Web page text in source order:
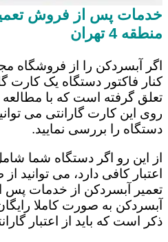
خدمات پس از فروش
منطقه 4 تهران
اگر آبسردکن را از فروشگاه
کنار فاکتور دستگاه یک کارت
تعلق گرفته است که با
روی این کارت گارانتی می
دستگاه را بررسی نمایید.
از این رو اگر دستگاه شما
اعتبار کافی دارد، می توانید
تعمیر آبسردکن از خدمات پس
آبسردکن به صورت کاملا
ذکر است که باید از اعتبار